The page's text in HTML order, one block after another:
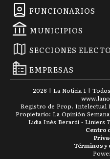
FUNCIONARIOS
MUNICIPIOS
SECCIONES
EMPRESAS
2026 | La Noticia 1 |
www.
Registro de Prop. Intelectual
Propietario: La Opinión
Lidia Inés Berardi - Liniers
Términos y
Centro